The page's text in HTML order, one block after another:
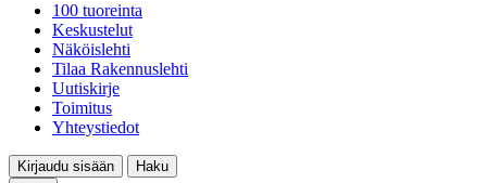
100 tuoreinta
Keskustelut
Näköislehti
Tilaa Rakennuslehti
Uutiskirje
Toimitus
Yhteystiedot
Kirjaudu sisään
Haku